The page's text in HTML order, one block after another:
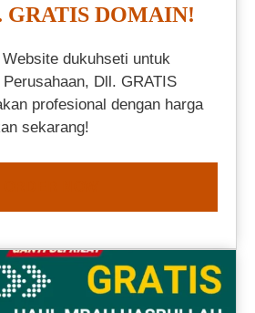
GRATIS DOMAIN!
dukuhseti untuk
Dll. GRATIS
profesional dengan harga
sekarang!